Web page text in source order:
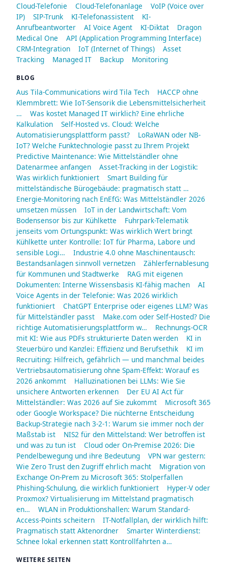
Cloud-Telefonie Cloud-Telefonanlage
VoIP (Voice over
IP)
SIP-Trunk KI-Telefonassistent
KI-
Anrufbeantworter
AI Voice Agent KI-Diktat
Dragon
Medical One
API (Application Programming Interface)
CRM-Integration
IoT (Internet of Things)
Asset
Tracking
Managed IT Backup Monitoring
BLOG
Aus Tila-Communications wird Tila Tech
HACCP ohne
Klemmbrett: Wie IoT-Sensorik die Lebensmittelsicherheit
…
Was kostet Managed IT wirklich? Eine ehrliche
Kalkulation
Self-Hosted vs. Cloud: Welche
Automatisierungsplattform passt?
LoRaWAN oder NB-
IoT? Welche Funktechnologie passt zu Ihrem Projekt
Predictive Maintenance: Wie Mittelständler ohne
Datenarmee anfangen
Asset-Tracking in der Logistik:
Was wirklich funktioniert
Smart Building für
mittelständische Bürogebäude: pragmatisch statt …
Energie-Monitoring nach EnEfG: Was Mittelständler 2026
umsetzen müssen
IoT in der Landwirtschaft: Vom
Bodensensor bis zur Kühlkette
Fuhrpark-Telematik
jenseits vom Ortungspunkt: Was wirklich Wert bringt
Kühlkette unter Kontrolle: IoT für Pharma, Labore und
sensible Logi…
Industrie 4.0 ohne Maschinentausch:
Bestandsanlagen sinnvoll vernetzen
Zählerfernablesung
für Kommunen und Stadtwerke
RAG mit eigenen
Dokumenten: Interne Wissensbasis KI-fähig machen
AI
Voice Agents in der Telefonie: Was 2026 wirklich
funktioniert
ChatGPT Enterprise oder eigenes LLM? Was
für Mittelständler passt
Make.com oder Self-Hosted? Die
richtige Automatisierungsplattform w…
Rechnungs-OCR
mit KI: Wie aus PDFs strukturierte Daten werden
KI in
Steuerbüro und Kanzlei: Effizienz und Berufsethik
KI im
Recruiting: Hilfreich, gefährlich — und manchmal beides
Vertriebsautomatisierung ohne Spam-Effekt: Worauf es
2026 ankommt
Halluzinationen bei LLMs: Wie Sie
unsichere Antworten erkennen
Der EU AI Act für
Mittelständler: Was 2026 auf Sie zukommt
Microsoft 365
oder Google Workspace? Die nüchterne Entscheidung
Backup-Strategie nach 3-2-1: Warum sie immer noch der
Maßstab ist
NIS2 für den Mittelstand: Wer betroffen ist
und was zu tun ist
Cloud oder On-Premise 2026: Die
Pendelbewegung und ihre Bedeutung
VPN war gestern:
Wie Zero Trust den Zugriff ehrlich macht
Migration von
Exchange On-Prem zu Microsoft 365: Stolperfallen
Phishing-Schulung, die wirklich funktioniert
Hyper-V oder
Proxmox? Virtualisierung im Mittelstand pragmatisch
en…
WLAN in Produktionshallen: Warum Standard-
Access-Points scheitern
IT-Notfallplan, der wirklich hilft:
Pragmatisch statt Aktenordner
Smarter Winterdienst:
Schnee lokal erkennen statt Kontrollfahrten a…
WEITERE SEITEN